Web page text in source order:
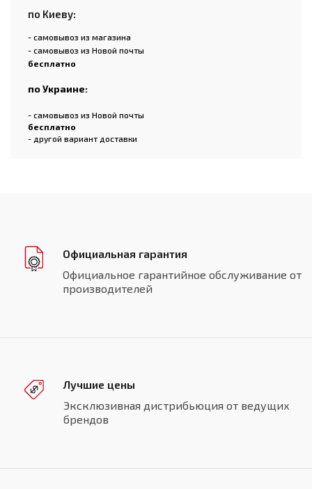
по Киеву:
- самовывоз из магазина
- самовывоз из Новой почты
бесплатно
по Украине:
- самовывоз из Новой почты
бесплатно
- другой вариант доставки
Официальная гарантия
Официальное гарантийное обслуживание от
производителей
Лучшие цены
Эксклюзивная дистрибьюция от ведущих
брендов